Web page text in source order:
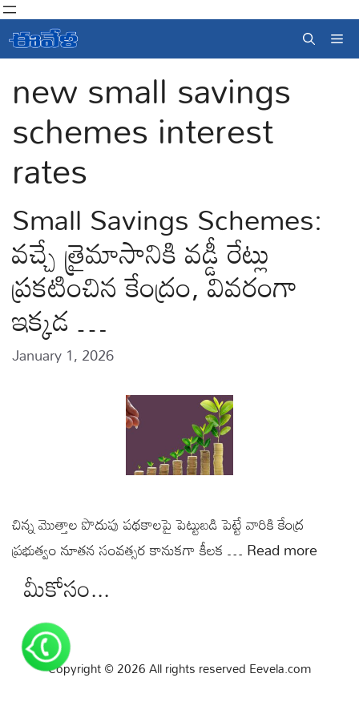
Skip
to
content
new small savings
schemes interest
rates
Small Savings Schemes:
వచ్చే త్రైమాసానికి వడ్డీ రేట్లు
ప్రకటించిన కేంద్రం, వివరంగా
ఇక్కడ …
January 1, 2026
చిన్న మొత్తాల పొదుపు పథకాలపై పెట్టుబడి పెట్టే వారికి కేంద్ర
ప్రభుత్వం నూతన సంవత్సర కానుకగా కీలక …Read more
మీకోసం...
Copyright © 2026 All rights reserved Eevela.com